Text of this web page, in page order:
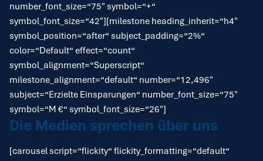
number_font_size=“75″ symbol=“+“
symbol_font_size=“42″][milestone heading_inherit=“h4″
symbol_position=“after“ subject_padding=“2%“
color=“Default“ effect=“count“
symbol_alignment=“Superscript“
milestone_alignment=“default“ number=“12,496″
subject=“Erzielte Einsparungen“ number_font_size=“75″
symbol=“M €“ symbol_font_size=“26″]
Die Medien sprechen über uns
[carousel script=“flickity“ flickity_formatting=“default“